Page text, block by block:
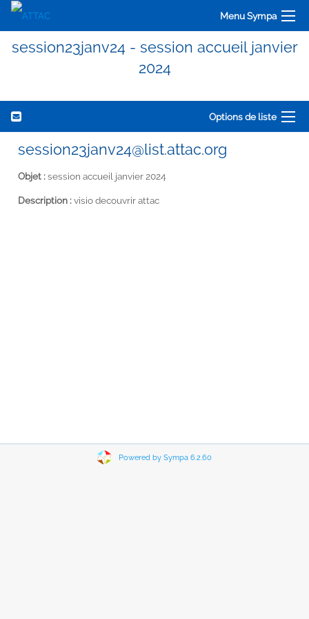
Menu Sympa
session23janv24 - session accueil janvier
2024
Options de liste
session23janv24@list.attac.org
Objet :session accueil janvier 2024
Description :visio decouvrir attac
Powered by Sympa 6.2.60